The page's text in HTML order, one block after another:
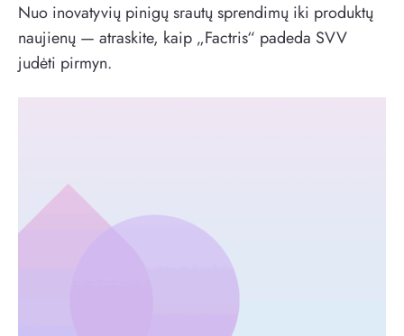
Nuo inovatyvių pinigų srautų sprendimų iki produktų
naujienų — atraskite, kaip „Factris“ padeda SVV
judėti pirmyn.